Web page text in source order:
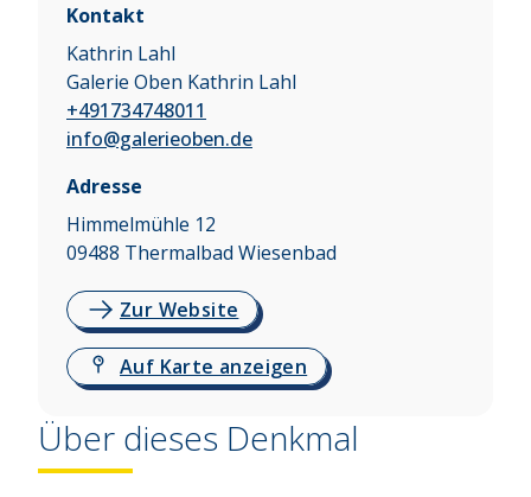
Kontakt
Kathrin Lahl
Galerie Oben Kathrin Lahl
+491734748011
info@galerieoben.de
Adresse
Himmelmühle 12
09488 Thermalbad Wiesenbad
Zur Website
Auf Karte anzeigen
Über dieses Denkmal